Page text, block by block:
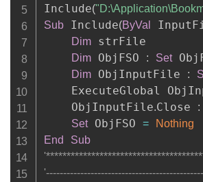
Include(
Sub Include(ByVal
Dim strFile
Dim ObjFSO : Set
Dim ObjInputFile :
ExecuteGlobal
	ObjInputFile
.Close :
Set ObjFSO =
Nothing
End
Sub